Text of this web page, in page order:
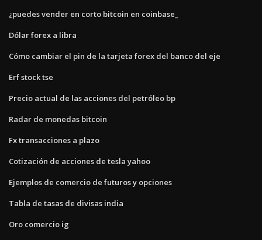
¿puedes vender en corto bitcoin en coinbase_
Dólar forex a libra
Cómo cambiar el pin de la tarjeta forex del banco del eje
Erf stock tse
Precio actual de las acciones del petróleo bp
Radar de monedas bitcoin
Fx transacciones a plazo
Cotización de acciones de tesla yahoo
Ejemplos de comercio de futuros y opciones
Tabla de tasas de divisas india
Oro comercio ig